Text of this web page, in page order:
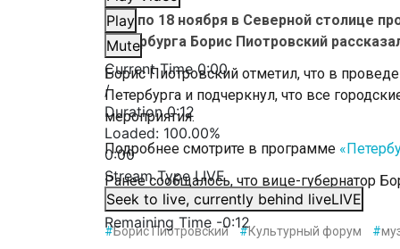
Play
Mute
Current Time0:00
/
Duration0:12
Loaded: 100.00%
0:00
Stream TypeLIVE
Seek to live, currently behind liveLIVE
Remaining Time -0:12
С 16 по 18 ноября в Северной столице
Петербурга Борис Пиотровский
Борис Пиотровский отметил, что в
Петербурга и подчеркнул, что все
мероприятия.
Подробнее смотрите в программе
Ранее сообщалось, что вице-губернатор
«Культура»в Петербурге.
#Борис Пиотровский #Культурный форум #